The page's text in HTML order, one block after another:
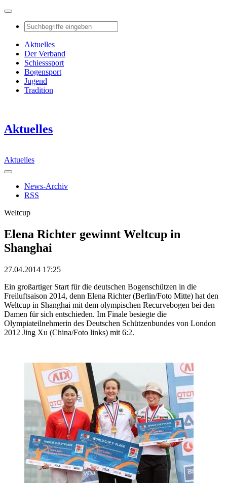
Aktuelles
Der Verband
Schiesssport
Bogensport
Jugend
Tradition
Aktuelles
Aktuelles
News-Archiv
RSS
Weltcup
Elena Richter gewinnt Weltcup in
Shanghai
27.04.2014 17:25
Ein großartiger Start für die deutschen Bogenschützen in die
Freiluftsaison 2014, denn Elena Richter (Berlin/Foto Mitte) hat den
Weltcup in Shanghai mit dem olympischen Recurvebogen bei den
Damen für sich entschieden. Im Finale besiegte die
Olympiateilnehmerin des Deutschen Schützenbundes von London
2012 Jing Xu (China/Foto links) mit 6:2.